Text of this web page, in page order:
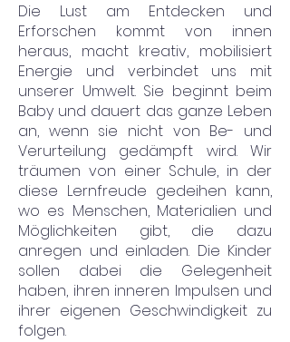
Die Lust am Entdecken und
Erforschen kommt von innen
heraus, macht kreativ, mobilisiert
Energie und verbindet uns mit
unserer Umwelt. Sie beginnt beim
Baby und dauert das ganze Leben
an, wenn sie nicht von Be- und
Verurteilung gedämpft wird. Wir
träumen von einer Schule, in der
diese Lernfreude gedeihen kann,
wo es Menschen, Materialien und
Möglichkeiten gibt, die dazu
anregen und einladen. Die Kinder
sollen dabei die Gelegenheit
haben, ihren inneren Impulsen und
ihrer eigenen Geschwindigkeit zu
folgen.